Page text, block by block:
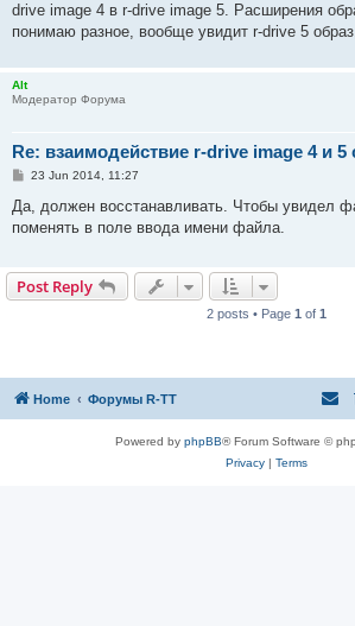
drive image 4 в r-drive image 5. Расширения
понимаю разное, вообще увидит r-drive 5
Alt
Модератор Форума
Re: взаимодействие r-drive image 4 и 5
P
s
23 Jun 2014, 11:27
Да, должен восстанавливать. Чтобы увидел
поменять в поле ввода имени файла.
Post Reply
2 posts • Page 1 of 1
Home Форумы R-TT
Powered by phpBB® Forum Software ©
Privacy| Terms